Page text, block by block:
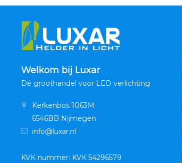
Welkom bij Luxar
Dé groothandel voor LED verlichting
Kerkenbos 1063M
6546BB Nijmegen
info@luxar.nl
KVK nummer: KVK 54296579